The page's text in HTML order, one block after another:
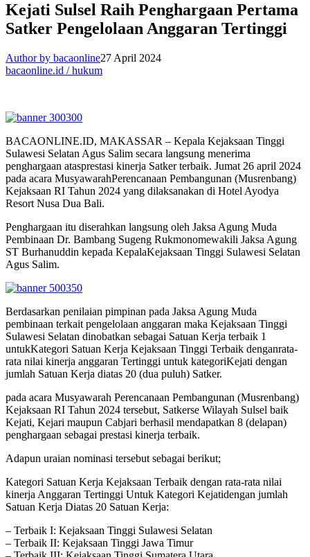
Kejati Sulsel Raih Penghargaan Pertama
Satker Pengelolaan Anggaran Tertinggi
Author by bacaonline27 April 2024
bacaonline.id / hukum
BACAONLINE.ID, MAKASSAR – Kepala Kejaksaan Tinggi
Sulawesi Selatan Agus Salim secara langsung menerima
penghargaan atasprestasi kinerja Satker terbaik. Jumat 26 april 2024
pada acara MusyawarahPerencanaan Pembangunan (Musrenbang)
Kejaksaan RI Tahun 2024 yang dilaksanakan di Hotel Ayodya
Resort Nusa Dua Bali.
Penghargaan itu diserahkan langsung oleh Jaksa Agung Muda
Pembinaan Dr. Bambang Sugeng Rukmonomewakili Jaksa Agung
ST Burhanuddin kepada KepalaKejaksaan Tinggi Sulawesi Selatan
Agus Salim.
Berdasarkan penilaian pimpinan pada Jaksa Agung Muda
pembinaan terkait pengelolaan anggaran maka Kejaksaan Tinggi
Sulawesi Selatan dinobatkan sebagai Satuan Kerja terbaik 1
untukKategori Satuan Kerja Kejaksaan Tinggi Terbaik denganrata-
rata nilai kinerja anggaran Tertinggi untuk kategoriKejati dengan
jumlah Satuan Kerja diatas 20 (dua puluh) Satker.
pada acara Musyawarah Perencanaan Pembangunan (Musrenbang)
Kejaksaan RI Tahun 2024 tersebut, Satkerse Wilayah Sulsel baik
Kejati, Kejari maupun Cabjari berhasil mendapatkan 8 (delapan)
penghargaan sebagai prestasi kinerja terbaik.
Adapun uraian nominasi tersebut sebagai berikut;
Kategori Satuan Kerja Kejaksaan Terbaik dengan rata-rata nilai
kinerja Anggaran Tertinggi Untuk Kategori Kejatidengan jumlah
Satuan Kerja Diatas 20 Satuan Kerja:
– Terbaik I: Kejaksaan Tinggi Sulawesi Selatan
– Terbaik II: Kejaksaan Tinggi Jawa Timur